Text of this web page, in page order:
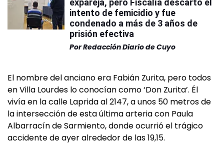
expareja, pero Fiscalía descartó el
intento de femicidio y fue
condenado a más de 3 años de
prisión efectiva
PorRedacción Diario de Cuyo
El nombre del anciano era Fabián Zurita, pero todos
en Villa Lourdes lo conocían como ‘Don Zurita’. Él
vivía en la calle Laprida al 2147, a unos 50 metros de
la intersección de esta última arteria con Paula
Albarracín de Sarmiento, donde ocurrió el trágico
accidente de ayer alrededor de las 19,15.